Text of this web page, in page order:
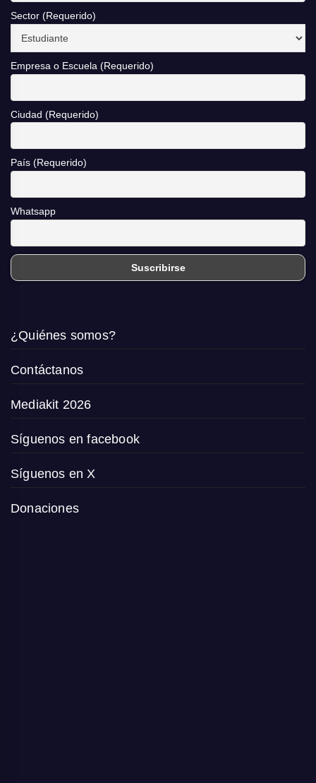
Sector (Requerido)
Empresa o Escuela (Requerido)
Ciudad (Requerido)
País (Requerido)
Whatsapp
¿Quiénes somos?
Contáctanos
Mediakit 2026
Síguenos en facebook
Síguenos en X
Donaciones